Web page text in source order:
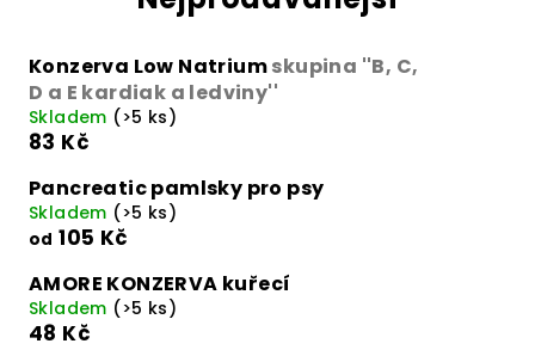
Konzerva Low Natriumskupina ''B, C,
D a E kardiak a ledviny''
Skladem (>5 ks)
83 Kč
Pancreatic pamlsky pro psy
Skladem (>5 ks)
od 105 Kč
AMORE KONZERVA kuřecí
Skladem (>5 ks)
48 Kč